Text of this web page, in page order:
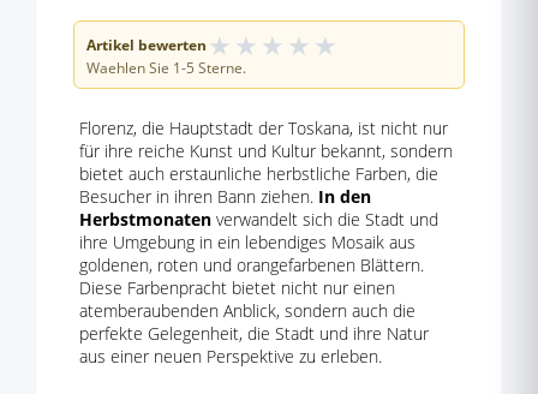
Artikel bewerten ★ ★ ★ ★ ★
Waehlen Sie 1-5 Sterne.
Florenz, die Hauptstadt der Toskana, ist nicht nur
für ihre reiche Kunst und Kultur bekannt, sondern
bietet auch erstaunliche herbstliche Farben, die
Besucher in ihren Bann ziehen. In den
Herbstmonaten verwandelt sich die Stadt und
ihre Umgebung in ein lebendiges Mosaik aus
goldenen, roten und orangefarbenen Blättern.
Diese Farbenpracht bietet nicht nur einen
atemberaubenden Anblick, sondern auch die
perfekte Gelegenheit, die Stadt und ihre Natur
aus einer neuen Perspektive zu erleben.